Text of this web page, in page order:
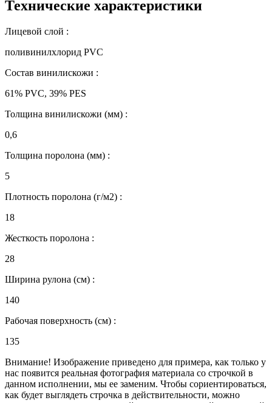
Технические характеристики
Лицевой слой :
поливинилхлорид PVC
Состав винилискожи :
61% PVC, 39% PES
Толщина винилискожи (мм) :
0,6
Толщина поролона (мм) :
5
Плотность поролона (г/м2) :
18
Жесткость поролона :
28
Ширина рулона (см) :
140
Рабочая поверхность (см) :
135
Внимание! Изображение приведено для примера, как только у
нас появится реальная фотография материала со строчкой в
данном исполнении, мы ее заменим. Чтобы сориентироваться,
как будет выглядеть строчка в действительности, можно